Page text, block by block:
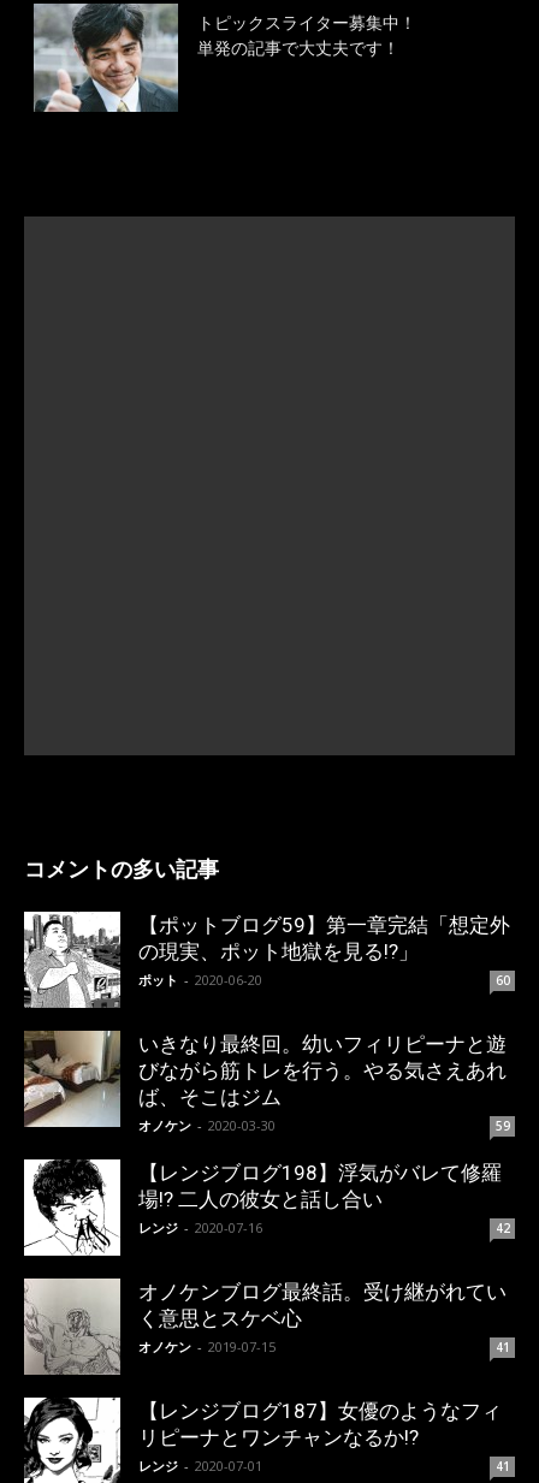
トピックスライター募集中！
単発の記事で大丈夫です！
コメントの多い記事
【ポットブログ59】第一章完結「想定外
の現実、ポット地獄を見る!?」
ポット - 2020-06-20 60
いきなり最終回。幼いフィリピーナと遊
びながら筋トレを行う。やる気さえあれ
ば、そこはジム
オノケン - 2020-03-30 59
【レンジブログ198】浮気がバレて修羅
場!? 二人の彼女と話し合い
レンジ - 2020-07-16 42
オノケンブログ最終話。受け継がれてい
く意思とスケベ心
オノケン - 2019-07-15 41
【レンジブログ187】女優のようなフィ
リピーナとワンチャンなるか!?
レンジ - 2020-07-01 41